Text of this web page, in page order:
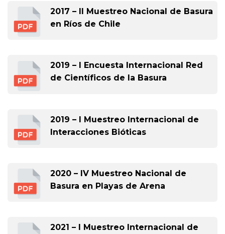
2017 – II Muestreo Nacional de Basura
en Ríos de Chile
2019 – I Encuesta Internacional Red
de Científicos de la Basura
2019 – I Muestreo Internacional de
Interacciones Bióticas
2020 – IV Muestreo Nacional de
Basura en Playas de Arena
2021 – I Muestreo Internacional de